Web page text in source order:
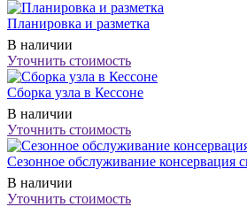
Планировка и разметка
В наличии
Уточнить стоимость
Сборка узла в Кессоне
В наличии
Уточнить стоимость
Сезонное обслуживание консервация
В наличии
Уточнить стоимость